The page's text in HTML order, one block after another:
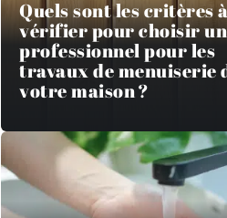
Quels sont les critères
vérifier pour choisir
professionnel pour les
travaux de menuiserie
votre maison ?